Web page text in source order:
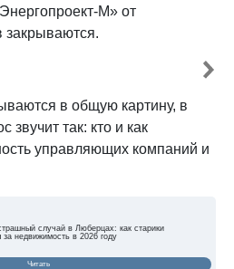
М» от
закрываются.
в общую картину, в
звучит так: кто и как
управляющих компаний и
случай в Люберцах: как старики
недвижимость в 2026 году
Читать